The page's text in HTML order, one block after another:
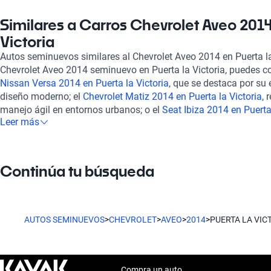
autonomía de hasta 774 kilómetros. Este rendimiento no solo
significativo en gasolina, sino también en una experiencia de
capacidad para cinco pasajeros, su interior cuenta con
y estilo. En Kavak, todos nuestros vehículos pasan por una
puntos, garantizando su estado mecánico y estético.
flexible que se adaptan a tus necesidades, y la experiencia de
línea, lo que la hace muy conveniente. Además, contamos con
posibilidad de contratar una garantía extendida, asegurando
protegida. Encuentra tu Chevrolet Aveo 2014 en Puerta la
Similares a Carros Chevrolet Aveo
Victoria
Autos seminuevos similares al Chevrolet Aveo 2014 en Puerta
Chevrolet Aveo 2014 seminuevo en Puerta la Victoria, puedes
Nissan Versa 2014 en Puerta la Victoria, que se destaca por
diseño moderno; el Chevrolet Matiz 2014 en Puerta la Victoria,
manejo ágil en entornos urbanos; o el Seat Ibiza 2014 en
interior cómodo y un equipamiento interesante. Estos
Leer más
Continúa tu búsqueda
AUTOS SEMINUEVOS>CHEVROLET>AVEO>2014>PUERTA LA